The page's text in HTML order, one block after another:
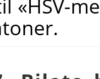
«HSV-